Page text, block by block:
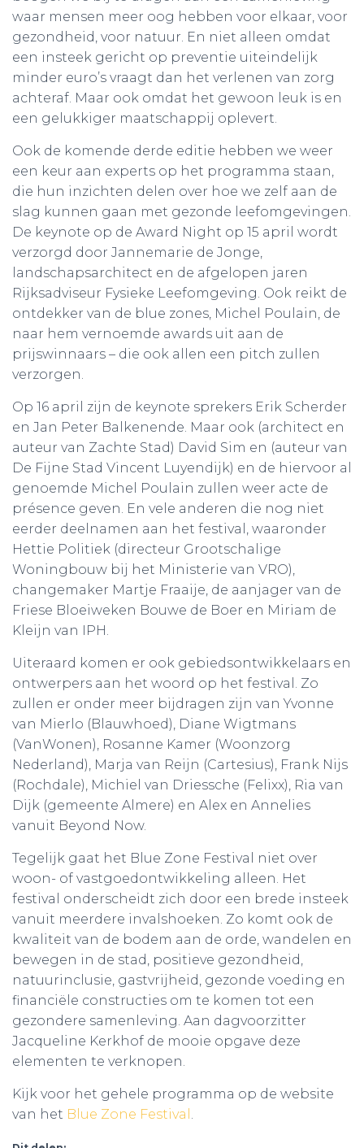
waar mensen meer oog hebben voor elkaar, voor
gezondheid, voor natuur. En niet alleen omdat
een insteek gericht op preventie uiteindelijk
minder euro’s vraagt dan het verlenen van zorg
achteraf. Maar ook omdat het gewoon leuk is en
een gelukkiger maatschappij oplevert.
Ook de komende derde editie hebben we weer
een keur aan experts op het programma staan,
die hun inzichten delen over hoe we zelf aan de
slag kunnen gaan met gezonde leefomgevingen.
De keynote op de Award Night op 15 april wordt
verzorgd door Jannemarie de Jonge,
landschapsarchitect en de afgelopen jaren
Rijksadviseur Fysieke Leefomgeving. Ook reikt de
ontdekker van de blue zones, Michel Poulain, de
naar hem vernoemde awards uit aan de
prijswinnaars – die ook allen een pitch zullen
verzorgen.
Op 16 april zijn de keynote sprekers Erik Scherder
en Jan Peter Balkenende. Maar ook (architect en
auteur van Zachte Stad) David Sim en (auteur van
De Fijne Stad Vincent Luyendijk) en de hiervoor al
genoemde Michel Poulain zullen weer acte de
présence geven. En vele anderen die nog niet
eerder deelnamen aan het festival, waaronder
Hettie Politiek (directeur Grootschalige
Woningbouw bij het Ministerie van VRO),
changemaker Martje Fraaije, de aanjager van de
Friese Bloeiweken Bouwe de Boer en Miriam de
Kleijn van IPH.
Uiteraard komen er ook gebiedsontwikkelaars en
ontwerpers aan het woord op het festival. Zo
zullen er onder meer bijdragen zijn van Yvonne
van Mierlo (Blauwhoed), Diane Wigtmans
(VanWonen), Rosanne Kamer (Woonzorg
Nederland), Marja van Reijn (Cartesius), Frank Nijs
(Rochdale), Michiel van Driessche (Felixx), Ria van
Dijk (gemeente Almere) en Alex en Annelies
vanuit Beyond Now.
Tegelijk gaat het Blue Zone Festival niet over
woon- of vastgoedontwikkeling alleen. Het
festival onderscheidt zich door een brede insteek
vanuit meerdere invalshoeken. Zo komt ook de
kwaliteit van de bodem aan de orde, wandelen en
bewegen in de stad, positieve gezondheid,
natuurinclusie, gastvrijheid, gezonde voeding en
financiële constructies om te komen tot een
gezondere samenleving. Aan dagvoorzitter
Jacqueline Kerkhof de mooie opgave deze
elementen te verknopen.
Kijk voor het gehele programma op de website
van het Blue Zone Festival .